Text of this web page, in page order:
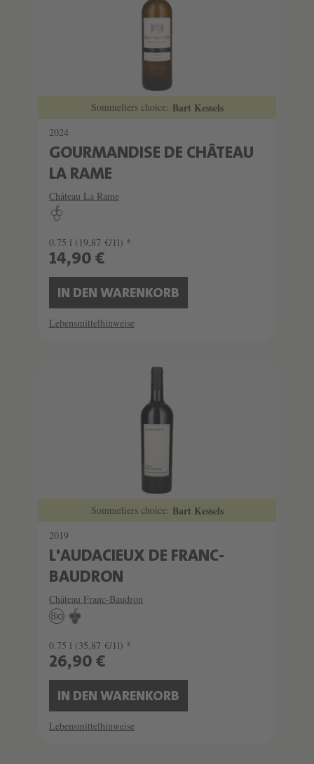
Sommeliers choice: Bart Kessels
2024
GOURMANDISE DE CHÂTEAU
LA RAME
Château La Rame
0.75 l (19,87 €/1l) *
14,90 €
IN DEN WARENKORB
Lebensmittelhinweise
Sommeliers choice: Bart Kessels
2019
L'AUDACIEUX DE FRANC-
BAUDRON
Château Franc-Baudron
0.75 l (35,87 €/1l) *
26,90 €
IN DEN WARENKORB
Lebensmittelhinweise